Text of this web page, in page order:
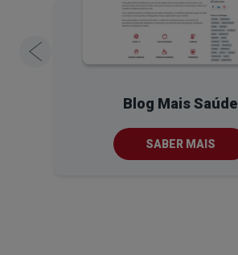
Blog Mais Saúde
SABER MAIS